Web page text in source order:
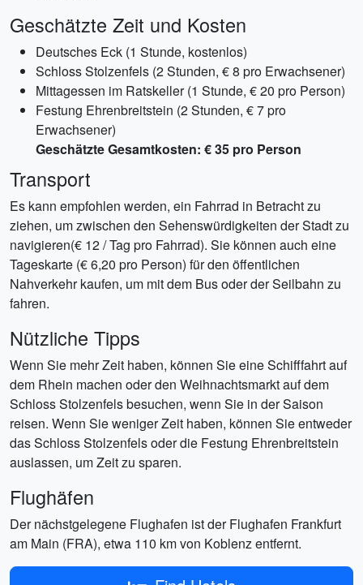
Geschätzte Zeit und Kosten
Deutsches Eck (1 Stunde, kostenlos)
Schloss Stolzenfels (2 Stunden, € 8 pro Erwachsener)
Mittagessen im Ratskeller (1 Stunde, € 20 pro Person)
Festung Ehrenbreitstein (2 Stunden, € 7 pro
Erwachsener)
Geschätzte Gesamtkosten: € 35 pro Person
Transport
Es kann empfohlen werden, ein Fahrrad in Betracht zu
ziehen, um zwischen den Sehenswürdigkeiten der Stadt zu
navigieren(€ 12 / Tag pro Fahrrad). Sie können auch eine
Tageskarte (€ 6,20 pro Person) für den öffentlichen
Nahverkehr kaufen, um mit dem Bus oder der Seilbahn zu
fahren.
Nützliche Tipps
Wenn Sie mehr Zeit haben, können Sie eine Schifffahrt auf
dem Rhein machen oder den Weihnachtsmarkt auf dem
Schloss Stolzenfels besuchen, wenn Sie in der Saison
reisen. Wenn Sie weniger Zeit haben, können Sie entweder
das Schloss Stolzenfels oder die Festung Ehrenbreitstein
auslassen, um Zeit zu sparen.
Flughäfen
Der nächstgelegene Flughafen ist der Flughafen Frankfurt
am Main (FRA), etwa 110 km von Koblenz entfernt.